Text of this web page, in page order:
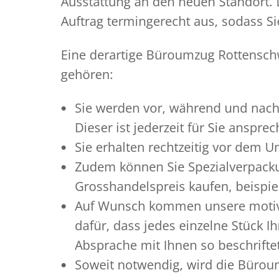
Auftrag termingerecht aus, sodass
Eine derartige Büroumzug
gehören:
Sie werden vor, während und
Dieser ist jederzeit für Sie
Sie erhalten rechtzeitig vor dem
Zudem können Sie
Grosshandelspreis kaufen,
Auf Wunsch kommen unsere
dafür, dass jedes einzelne Stück
Absprache mit Ihnen so
Soweit notwendig, wird die